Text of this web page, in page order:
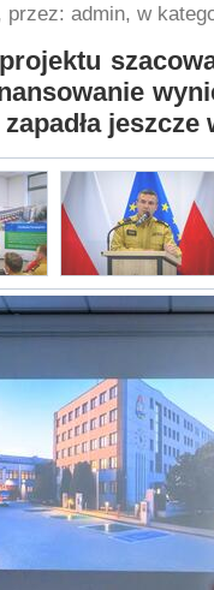
przez: admin, w
jeszcze